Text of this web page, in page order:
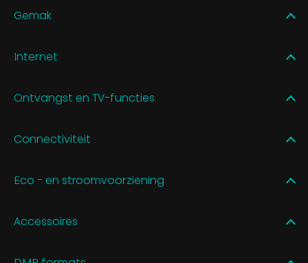
Gemak
Internet
Ontvangst en TV-functies
Connectiviteit
Eco - en stroomvoorziening
Accessoires